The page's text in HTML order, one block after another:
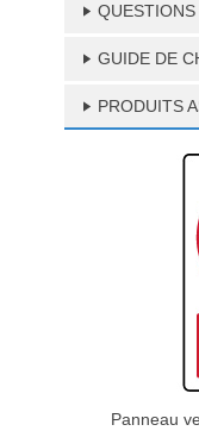
GUIDE DE
PRODUITS
Panneau